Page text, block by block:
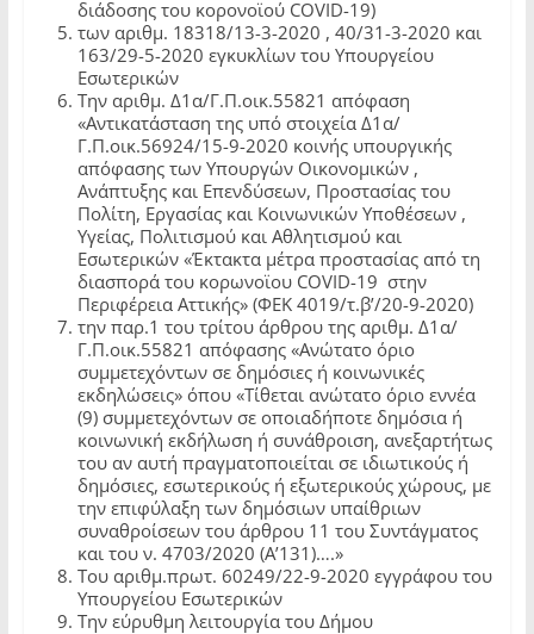
διάδοσης του κορονοϊού COVID-19)
των αριθμ. 18318/13-3-2020 , 40/31-3-2020 και
163/29-5-2020 εγκυκλίων του Υπουργείου
Εσωτερικών
Την αριθμ. Δ1α/Γ.Π.οικ.55821 απόφαση
«Αντικατάσταση της υπό στοιχεία Δ1α/
Γ.Π.οικ.56924/15-9-2020 κοινής υπουργικής
απόφασης των Υπουργών Οικονομικών ,
Ανάπτυξης και Επενδύσεων, Προστασίας του
Πολίτη, Εργασίας και Κοινωνικών Υποθέσεων ,
Υγείας, Πολιτισμού και Αθλητισμού και
Εσωτερικών «Έκτακτα μέτρα προστασίας από τη
διασπορά του κορωνοϊου COVID-19 στην
Περιφέρεια Αττικής» (ΦΕΚ 4019/τ.β’/20-9-2020)
την παρ.1 του τρίτου άρθρου της αριθμ. Δ1α/
Γ.Π.οικ.55821 απόφασης «Ανώτατο όριο
συμμετεχόντων σε δημόσιες ή κοινωνικές
εκδηλώσεις» όπου «Τίθεται ανώτατο όριο εννέα
(9) συμμετεχόντων σε οποιαδήποτε δημόσια ή
κοινωνική εκδήλωση ή συνάθροιση, ανεξαρτήτως
του αν αυτή πραγματοποιείται σε ιδιωτικούς ή
δημόσιες, εσωτερικούς ή εξωτερικούς χώρους, με
την επιφύλαξη των δημόσιων υπαίθριων
συναθροίσεων του άρθρου 11 του Συντάγματος
και του ν. 4703/2020 (Α’131)….»
Του αριθμ.πρωτ. 60249/22-9-2020 εγγράφου του
Υπουργείου Εσωτερικών
Την εύρυθμη λειτουργία του Δήμου